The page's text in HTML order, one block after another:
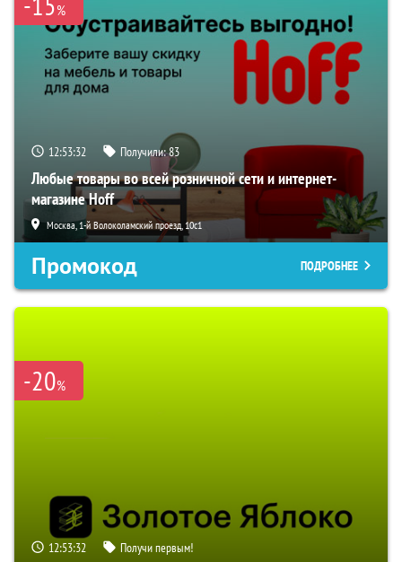
%
12:53:31 Получили:83
Любые товары во всей розничной сети и интернет-
магазине Hoff
Москва, 1-й Волоколамский проезд, 10с1
Промокод ПОДРОБНЕЕ
-20%
12:53:31 Получи первым!